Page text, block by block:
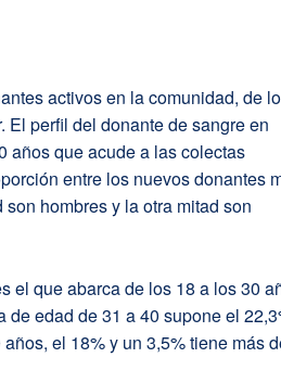
activos en la comunidad, de
El perfil del donante de sangre en
años que acude a las colectas
entre los nuevos donantes
hombres y la otra mitad son
el que abarca de los 18 a los 30
de edad de 31 a 40 supone el
el 18% y un 3,5% tiene más